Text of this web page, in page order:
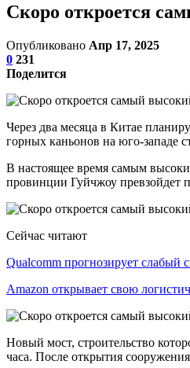
Скоро откроется
Опубликовано Апр 17, 2025
0 231
Поделится
Через два месяца в Китае
горных каньонов на юго-западе
В настоящее время самым
провинции Гуйчжоу превзойдет
Сейчас читают
Qualcomm прогнозирует
Amazon открывает свою
Новый мост, строительство
часа. После открытия